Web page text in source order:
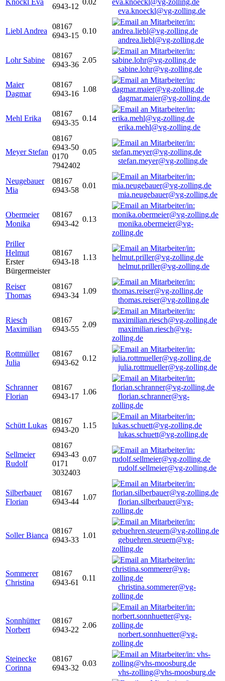
Knöckl Eva
6943-12
0.02
eva.knoeckl@vg-zolling.de
Liebl Andrea
08167
6943-15
0.10
andrea.liebl@vg-zolling.de
Lohr Sabine
08167
6943-36
2.05
sabine.lohr@vg-zolling.de
Maier
Dagmar
08167
6943-16
1.08
dagmar.maier@vg-zolling.de
Mehl Erika
08167
6943-35
0.14
erika.mehl@vg-zolling.de
Meyer Stefan
08167
6943-50
0170
7942402
0.05
stefan.meyer@vg-zolling.de
Neugebauer
Mia
08167
6943-58
0.01
mia.neugebauer@vg-zolling.de
Obermeier
Monika
08167
6943-42
0.13
monika.obermeier@vg-
zolling.de
Priller
Helmut
Erster
Bürgermeister
08167
6943-18
1.13
helmut.priller@vg-zolling.de
Reiser
Thomas
08167
6943-34
1.09
thomas.reiser@vg-zolling.de
Riesch
Maximilian
08167
6943-55
2.09
maximilian.riesch@vg-
zolling.de
Rottmüller
Julia
08167
6943-62
0.12
julia.rottmueller@vg-zolling.de
Schranner
Florian
08167
6943-17
1.06
florian.schranner@vg-
zolling.de
Schütt Lukas
08167
6943-20
1.15
lukas.schuett@vg-zolling.de
Sellmeier
Rudolf
08167
6943-43
0171
3032403
0.07
rudolf.sellmeier@vg-zolling.de
Silberbauer
Florian
08167
6943-44
1.07
florian.silberbauer@vg-
zolling.de
Soller Bianca
08167
6943-33
1.01
gebuehren.steuern@vg-
zolling.de
Sommerer
Christina
08167
6943-61
0.11
christina.sommerer@vg-
zolling.de
Sonnhütter
Norbert
08167
6943-22
2.06
norbert.sonnhuetter@vg-
zolling.de
Steinecke
Corinna
08167
6943-32
0.03
vhs-zolling@vhs-moosburg.de